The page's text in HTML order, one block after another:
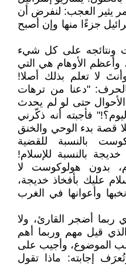
يثير العجب: لنفرض أن
جزءًا منها وإن أصبح
ونتائجه على كل شيء
وأعظم الأوهام هي التي
لا تعلم بذلك أصلا!
"دعنا من ترهات
الأحوال حتى لو لم يحدث
فأجبته أنه ذكّرني
قصة بدء الوحي والخنق
بالنسبة للقضية
بالنسبة للإسلام!
بدون هولوكوست لا
عليك بأفخاذ خديجة،
وأعوانها في الغرب
ربما أضجر القارئ، ولا
قيل مهم وربما أهم
لب الموضوع، وأجيب على
إجابته: ماذا تقول